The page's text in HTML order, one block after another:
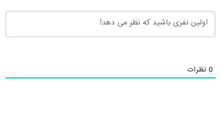
0 نظرات